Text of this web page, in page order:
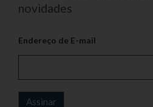
novidades
Endereço de E-mail